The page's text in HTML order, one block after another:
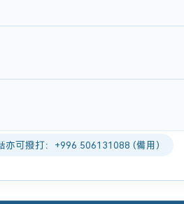
亦可撥打：+996 506131088 (備用)